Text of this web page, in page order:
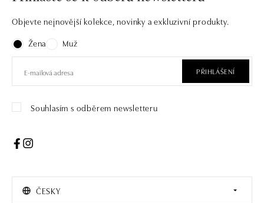
Objevte nejnovější kolekce, novinky a exkluzivní produkty.
Žena
Muž
PŘIHLÁŠENÍ
Souhlasím s odběrem newsletteru
ČESKY